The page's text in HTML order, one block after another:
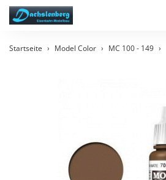
Startseite Model Color MC 100 - 149